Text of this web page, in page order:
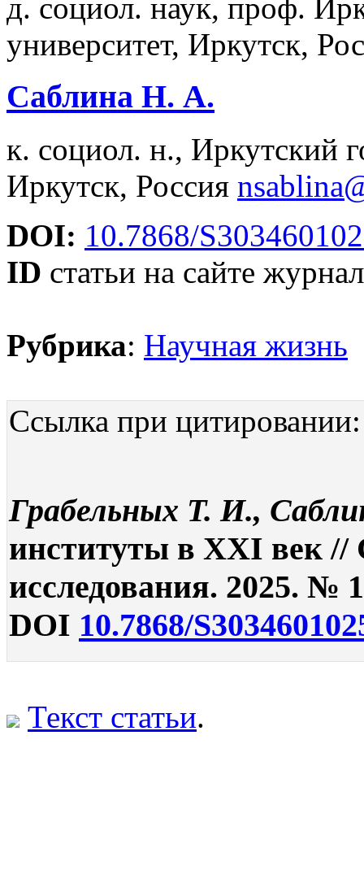
д. социол. наук, проф.
университет, Иркутск,
Саблина Н. А.
к. социол. н., Иркутский
Иркутск, Россия
DOI: 10.7868/
ID статьи на сайте
Рубрика: Научная жизнь
Ссылка при цитировании:
Грабельных Т. И.,
институты в XXI век //
исследования. 2025. №
DOI 10.7868/
Текст статьи.